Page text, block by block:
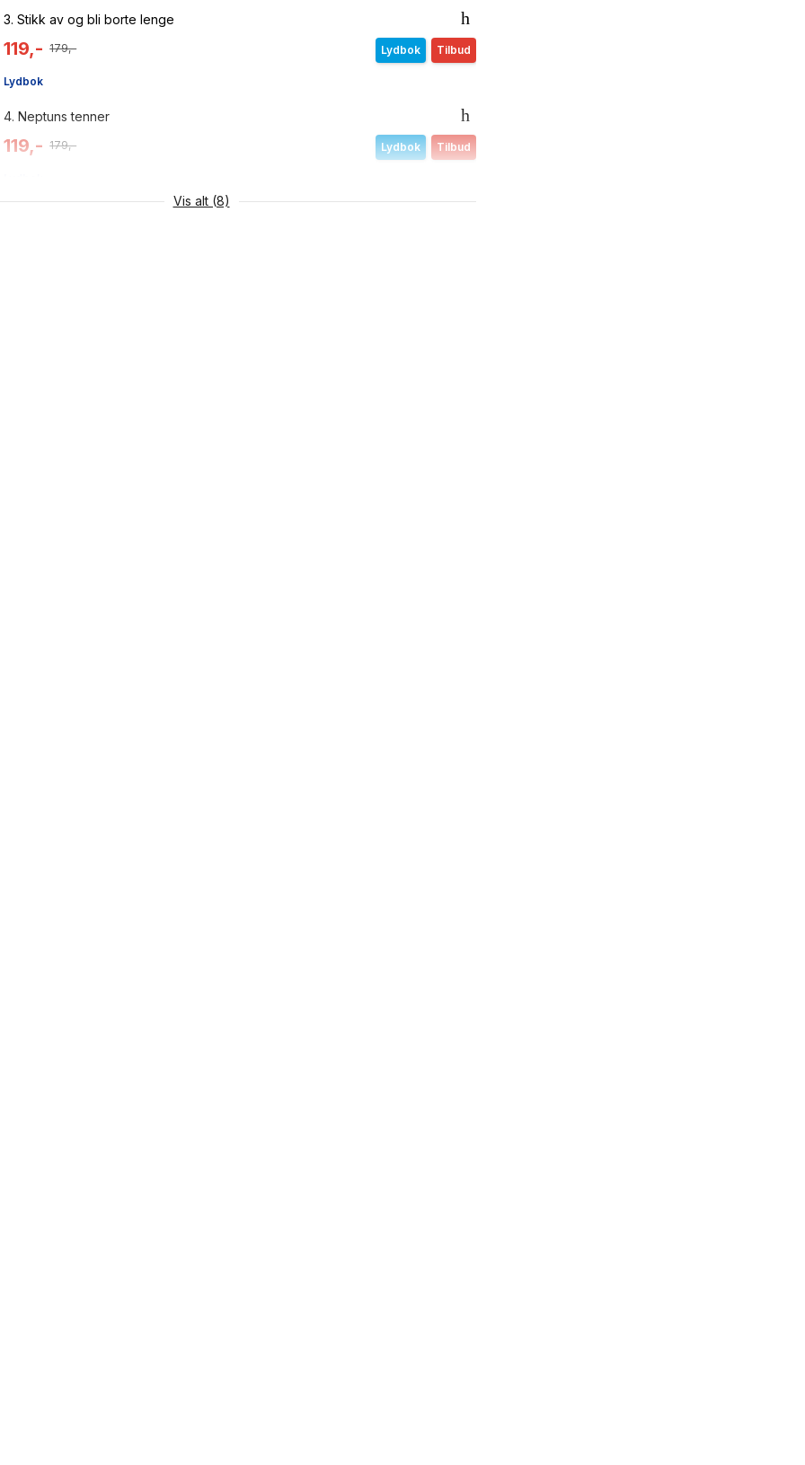
3. Stikk av og bli borte lenge
119,- 179,- Lydbok Tilbud
Lydbok
4. Neptuns tenner
119,- 179,- Lydbok Tilbud
Vis alt (8)